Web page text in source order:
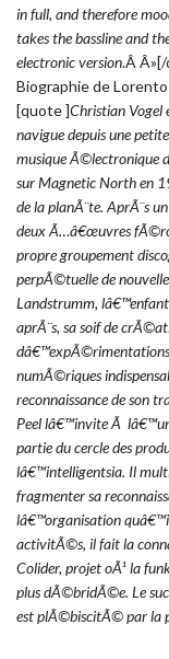
in full, and therefore
takes the bassline and
electronic version.Â
Biographie de
[quote ]Christian Vogel
navigue depuis une
musique Ã©lectronique
sur Magnetic North en
de la planÃ¨te. AprÃ¨s
deux Ã…â€œuvres
propre groupement
perpÃ©tuelle de
Landstrumm,
aprÃ¨s, sa soif de
numÃ©riques
reconnaissance de son
Peel lâ€™invite Ã
partie du cercle des
lâ€™intelligentsia. Il
fragmenter sa
lâ€™organisation
activitÃ©s, il fait la
Colider, projet oÃ¹ la
plus dÃ©bridÃ©e. Le
est plÃ©biscitÃ© par la